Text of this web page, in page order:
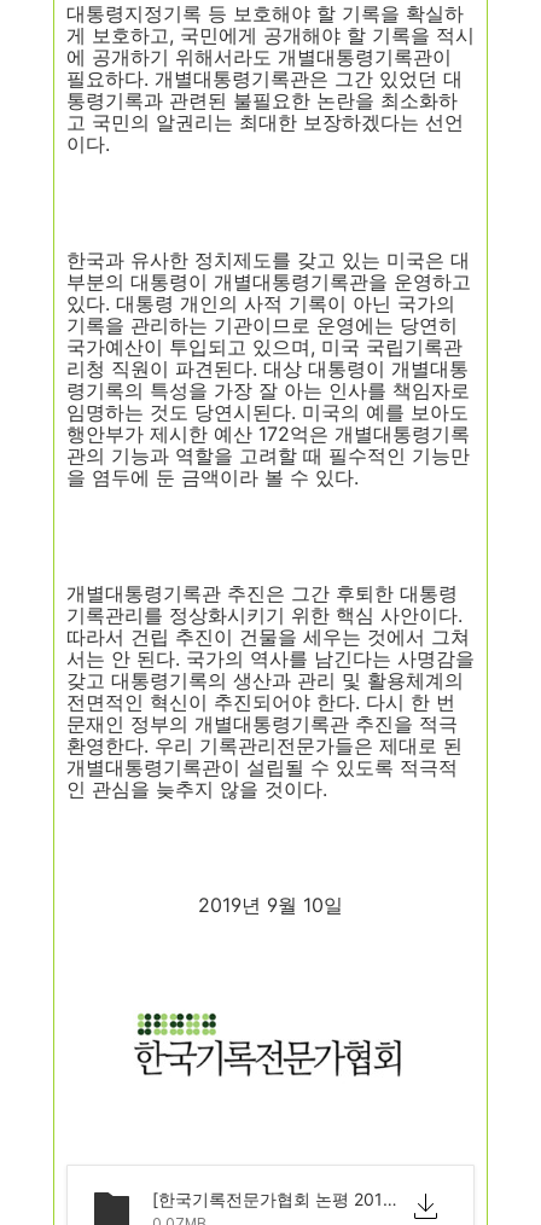
대통령지정기록 등 보호해야 할 기록을 확실하
게 보호하고, 국민에게 공개해야 할 기록을 적시
에 공개하기 위해서라도 개별대통령기록관이
필요하다. 개별대통령기록관은 그간 있었던 대
통령기록과 관련된 불필요한 논란을 최소화하
고 국민의 알권리는 최대한 보장하겠다는 선언
이다.
한국과 유사한 정치제도를 갖고 있는 미국은 대
부분의 대통령이 개별대통령기록관을 운영하고
있다. 대통령 개인의 사적 기록이 아닌 국가의
기록을 관리하는 기관이므로 운영에는 당연히
국가예산이 투입되고 있으며, 미국 국립기록관
리청 직원이 파견된다. 대상 대통령이 개별대통
령기록의 특성을 가장 잘 아는 인사를 책임자로
임명하는 것도 당연시된다. 미국의 예를 보아도
행안부가 제시한 예산 172억은 개별대통령기록
관의 기능과 역할을 고려할 때 필수적인 기능만
을 염두에 둔 금액이라 볼 수 있다.
개별대통령기록관 추진은 그간 후퇴한 대통령
기록관리를 정상화시키기 위한 핵심 사안이다.
따라서 건립 추진이 건물을 세우는 것에서 그쳐
서는 안 된다. 국가의 역사를 남긴다는 사명감을
갖고 대통령기록의 생산과 관리 및 활용체계의
전면적인 혁신이 추진되어야 한다. 다시 한 번
문재인 정부의 개별대통령기록관 추진을 적극
환영한다. 우리 기록관리전문가들은 제대로 된
개별대통령기록관이 설립될 수 있도록 적극적
인 관심을 늦추지 않을 것이다.
2019년 9월 10일
[한국기록전문가협회 논평 2019-02]_개별대통령기록관_추진을_적극_환영한다_20190910.pdf